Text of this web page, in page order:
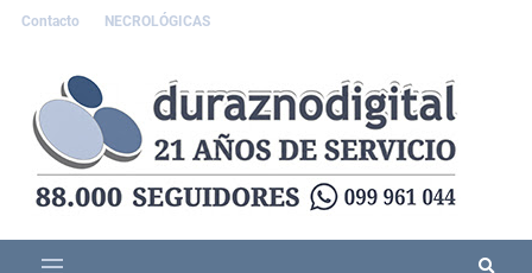
Contacto NECROLÓGICAS